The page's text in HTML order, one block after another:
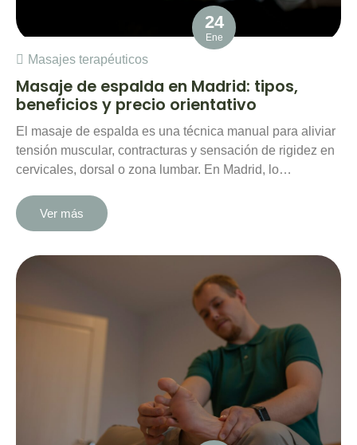
24
Ene
Masajes terapéuticos
Masaje de espalda en Madrid: tipos,
beneficios y precio orientativo
El masaje de espalda es una técnica manual para aliviar
tensión muscular, contracturas y sensación de rigidez en
cervicales, dorsal o zona lumbar. En Madrid, lo…
Ver más